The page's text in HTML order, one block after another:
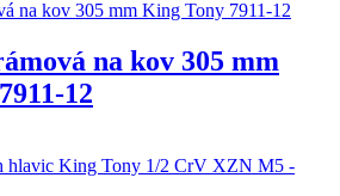
na kov 305 mm
12